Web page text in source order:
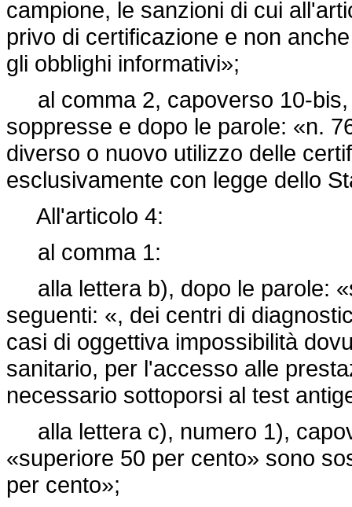
campione, le sanzioni di cui
privo di certificazione e non
gli obblighi informativi»;
al comma 2, capoverso 10-bis,
soppresse e dopo le parole: «n.
diverso o nuovo utilizzo delle
esclusivamente con legge dello
All'articolo 4:
al comma 1:
alla lettera b), dopo le parole:
seguenti: «, dei centri di
casi di oggettiva impossibilità
sanitario, per l'accesso alle
necessario sottoporsi al test
alla lettera c), numero 1),
«superiore 50 per cento» sono
per cento»;